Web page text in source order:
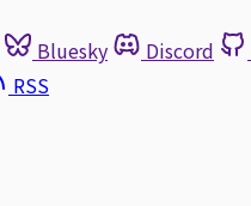
Bluesky Discord
RSS